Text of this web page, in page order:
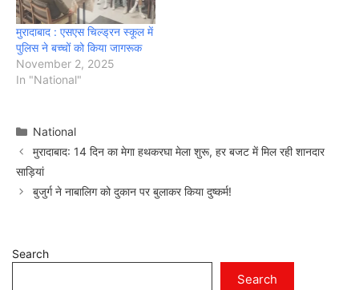
मुरादाबाद : एसएस चिल्ड्रन स्कूल में
पुलिस ने बच्चों को किया जागरूक
November 2, 2025
In "National"
Categories
National
मुरादाबाद: 14 दिन का मेगा हथकरघा मेला शुरू, हर बजट में मिल रही शानदार
साड़ियां
बुजुर्ग ने नाबालिग को दुकान पर बुलाकर किया दुष्कर्म!
Search
Search